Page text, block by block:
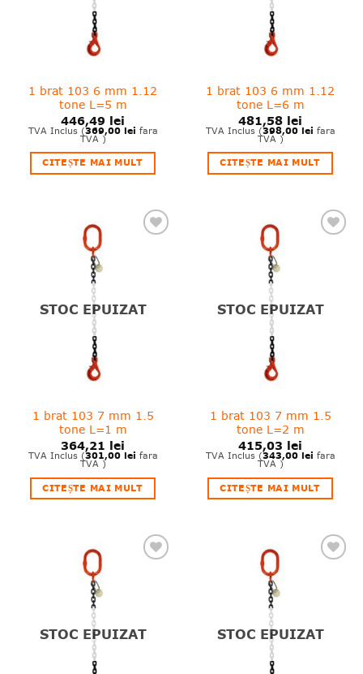
1 brat 103 6 mm 1.12
tone L=5 m
446,49 lei
TVA Inclus (369,00 lei fara
TVA )
CITEȘTE MAI MULT
1 brat 103 6 mm 1.12
tone L=6 m
481,58 lei
TVA Inclus (398,00 lei fara
TVA )
CITEȘTE MAI MULT
STOC EPUIZAT
1 brat 103 7 mm 1.5
tone L=1 m
364,21 lei
TVA Inclus (301,00 lei fara
TVA )
CITEȘTE MAI MULT
STOC EPUIZAT
1 brat 103 7 mm 1.5
tone L=2 m
415,03 lei
TVA Inclus (343,00 lei fara
TVA )
CITEȘTE MAI MULT
STOC EPUIZAT STOC EPUIZAT